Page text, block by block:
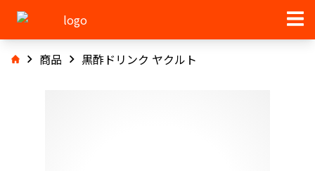
商品 黒酢ドリンク ヤクルト